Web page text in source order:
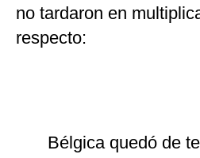
no tardaron en
respecto:
Bélgica quedó de